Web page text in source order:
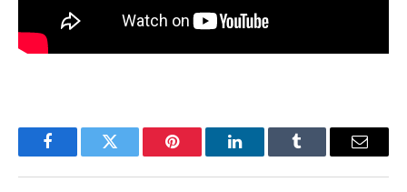
FacebookTwitter Pinterest LinkedInTumblr Email